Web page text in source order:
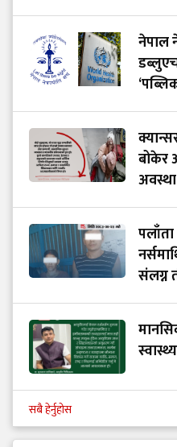
नेपाल
बोकेर
संलग्न
सबै हेर्नुहोस